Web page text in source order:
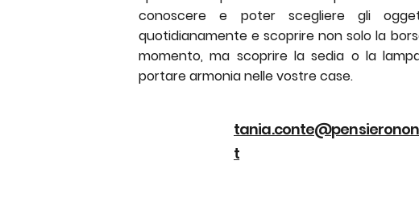
conoscere e poter scegliere gli
quotidianamente e scoprire non solo la
momento, ma scoprire la sedia o la
portare armonia nelle vostre case.
t